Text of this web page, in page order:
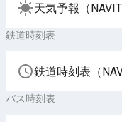
天気予報（
鉄道時刻表
鉄道時刻表（
バス時刻表